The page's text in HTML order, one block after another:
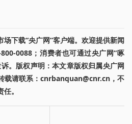
下载“央广网”客户端。欢迎提供新闻
0088；消费者也可通过央广网“啄
。版权声明：本文章版权归属央广网
载请联系：cnrbanquan@cnr.cn，不
。